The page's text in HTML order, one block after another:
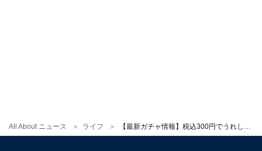
All About ニュース ライフ
「ケアベア」のふわふわシュシュが登場！ 2026